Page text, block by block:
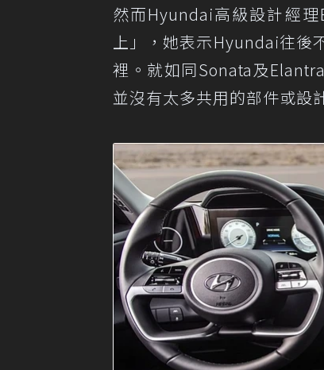
然而Hyundai高級設計經
上」，她表示Hyundai往後
裡。就如同Sonata及
並沒有太多共用的部件或設